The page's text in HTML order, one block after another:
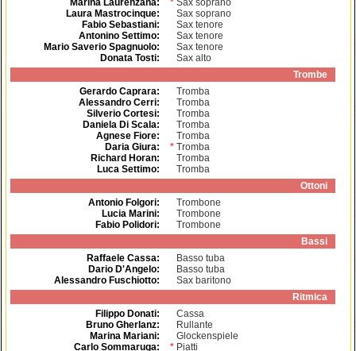
Marina Laurenzana: * Sax soprano
Laura Mastrocinque:
Sax soprano
Fabio Sebastiani:
Sax tenore
Antonino Settimo:
Sax tenore
Mario Saverio Spagnuolo:
Sax tenore
Donata Tosti:
Sax alto
Trombe
Gerardo Caprara:
Tromba
Alessandro Cerri:
Tromba
Silverio Cortesi:
Tromba
Daniela Di Scala:
Tromba
Agnese Fiore:
Tromba
Daria Giura: * Tromba
Richard Horan:
Tromba
Luca Settimo:
Tromba
Ottoni
Antonio Folgori:
Trombone
Lucia Marini:
Trombone
Fabio Polidori:
Trombone
Bassi
Raffaele Cassa:
Basso tuba
Dario D'Angelo:
Basso tuba
Alessandro Fuschiotto:
Sax baritono
Ritmica
Filippo Donati:
Cassa
Bruno Gherlanz:
Rullante
Marina Mariani:
Glockenspiele
Carlo Sommaruga: * Piatti